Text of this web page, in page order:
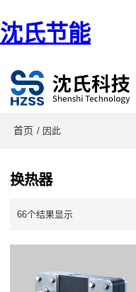
沈氏节能
首页 / 因此
换热器
66个结果显示